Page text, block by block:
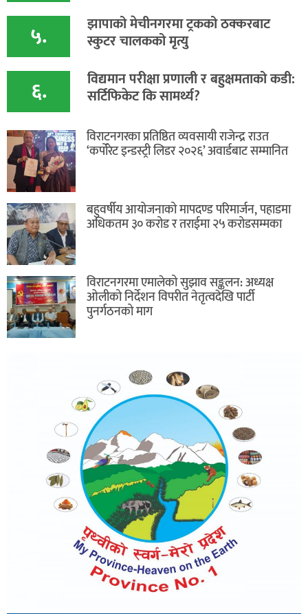
५. ​झापाको मेचीनगरमा ट्रकको ठक्करबाट
स्कुटर चालकको मृत्यु
६. विद्यमान परीक्षा प्रणाली र बहुक्षमताको कडी:
सर्टिफिकेट कि सामर्थ्य?
विराटनगरका प्रतिष्ठित व्यवसायी राजेन्द्र राउत
‘कर्पोरेट इन्डस्ट्री लिडर २०२६’ अवार्डबाट सम्मानित
बहुवर्षीय आयोजनाको मापदण्ड परिमार्जन, पहाडमा
अधिकतम ३० करोड र तराईमा २५ करोडसम्मका
विराटनगरमा एमालेको सुझाव सङ्कलन: अध्यक्ष
ओलीको निर्देशन विपरीत नेतृत्वदेखि पार्टी
पुनर्गठनको माग